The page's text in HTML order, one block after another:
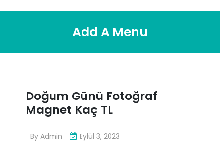
Add A Menu
Doğum Günü Fotoğraf
Magnet Kaç TL
By Admin Eylül 3, 2023